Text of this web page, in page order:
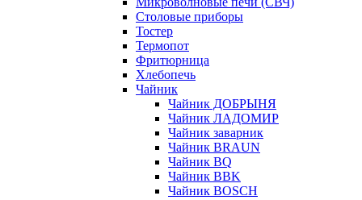
Столовые приборы
Тостер
Термопот
Фритюрница
Хлебопечь
Чайник
Чайник ДОБРЫНЯ
Чайник ЛАДОМИР
Чайник заварник
Чайник BRAUN
Чайник BQ
Чайник BBK
Чайник BOSCH